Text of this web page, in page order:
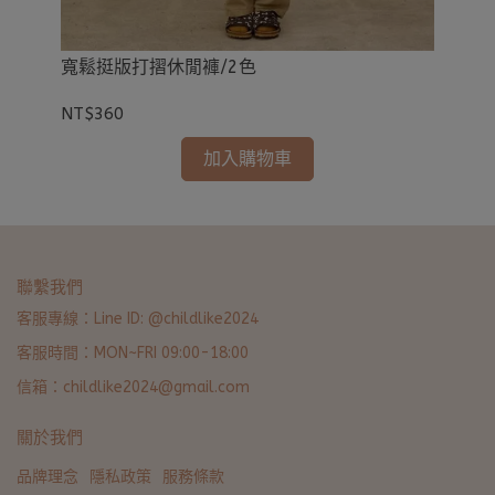
寬鬆挺版打摺休閒褲/2色
NT$360
加入購物車
聯繫我們
客服專線：Line ID: @childlike2024
客服時間：MON~FRI 09:00-18:00
信箱：childlike2024@gmail.com
關於我們
品牌理念 隱私政策 服務條款